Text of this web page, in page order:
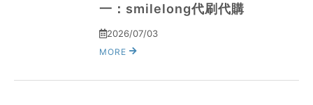
一：smilelong代刷代購
2026/07/03
MORE